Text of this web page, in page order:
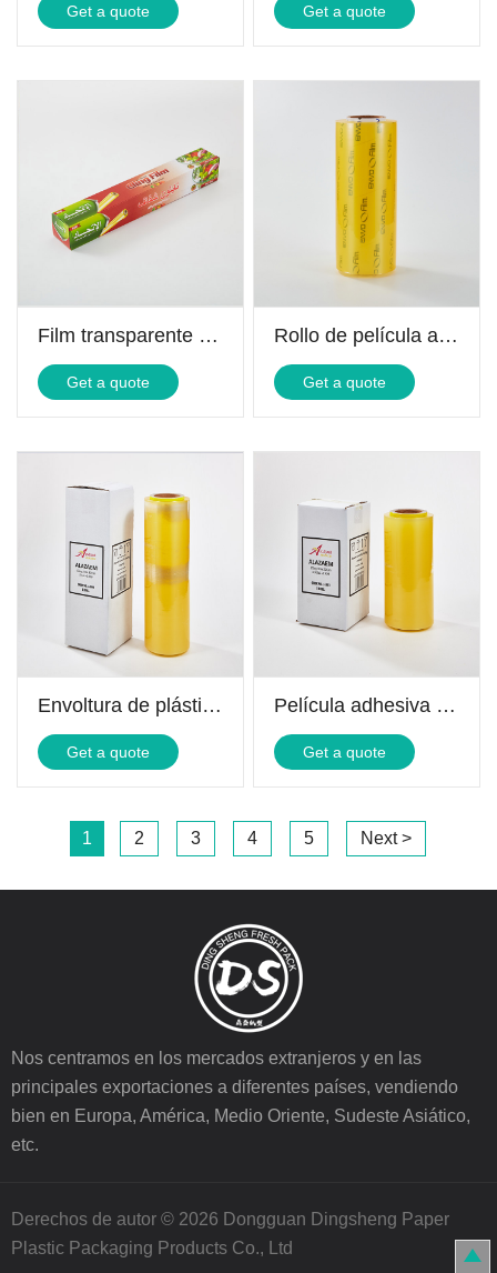
Get a quote Get a quote
Film transparente para hostelería
Get a quote
Rollo de película adhesiva grande
Get a quote
Envoltura de plástico transparente grande
Get a quote
Película adhesiva de PVC para envolver alimentos
Get a quote
1 2 3 4 5 Next >
Nos centramos en los mercados extranjeros y en las
principales exportaciones a diferentes países, vendiendo
bien en Europa, América, Medio Oriente, Sudeste Asiático,
etc.
Derechos de autor © 2026 Dongguan Dingsheng Paper
Plastic Packaging Products Co., Ltd